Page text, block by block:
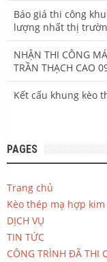
Báo giá thi công
lượng nhất thị
NHẬN THI CÔNG
TRẦN THẠCH CAO
Kết cấu khung kèo
PAGES
Trang chủ
Kèo thép mạ hợp
DỊCH VỤ
TIN TỨC
CÔNG TRÌNH ĐÃ THI